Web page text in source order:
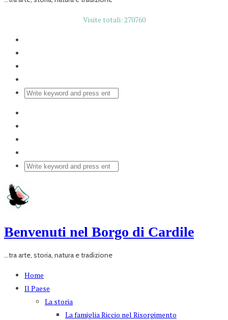
Visite totali: 270760
Benvenuti nel Borgo di Cardile
...tra arte, storia, natura e tradizione
Home
Il Paese
La storia
La famiglia Riccio nel Risorgimento